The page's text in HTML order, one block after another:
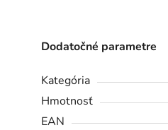
Dodatočné parametre
Kategória
Hmotnosť
EAN